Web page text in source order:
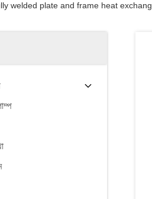
welded plate and frame heat